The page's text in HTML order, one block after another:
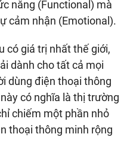
năng (Functional) mà
cảm nhận (Emotional).
có giá trị nhất thế giới,
dành cho tất cả mọi
dùng điện thoại thông
có nghĩa là thị trường
chiếm một phần nhỏ
thoại thông minh rộng